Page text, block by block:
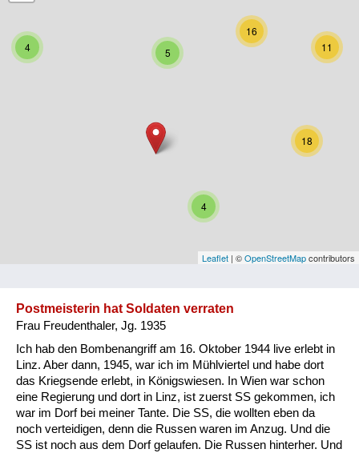
Kärnten
Oberösterreich
Salzburg
Vorarlberg
Kategorie
Besatzungsmächte
Frauen, Mütter, Kinder
Versorgung
4
5
16
11
18
4
Leaflet | ©OpenStreetMapcontributors
Postmeisterin hat Soldaten verraten
Frau Freudenthaler, Jg. 1935
Ich hab den Bombenangriff am 16. Oktober 1944 live erlebt in
Linz. Aber dann, 1945, war ich im Mühlviertel und habe dort
das Kriegsende erlebt, in Königswiesen. In Wien war schon
eine Regierung und dort in Linz, ist zuerst SS gekommen, ich
war im Dorf bei meiner Tante. Die SS, die wollten eben da
noch verteidigen, denn die Russen waren im Anzug. Und die
SS ist noch aus dem Dorf gelaufen. Die Russen hinterher. Und